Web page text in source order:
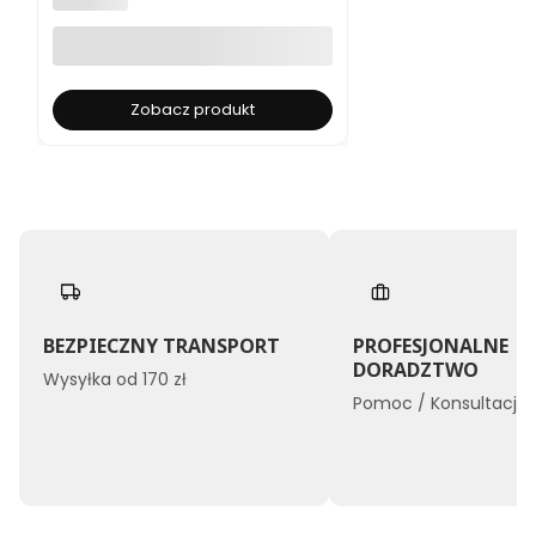
Zobacz produkt
BEZPIECZNY TRANSPORT
Wysyłka od 170 zł
PROFESJONALNE
DORADZTWO
Pomoc / Konsultacje